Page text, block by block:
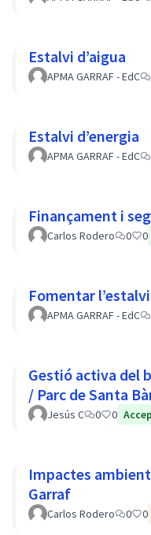
Estalvi d’aigua
APMA GARRAF - EdC
Estalvi d’energia
APMA GARRAF - EdC
Finançament i
Carlos Rodero 0 0
Fomentar
APMA GARRAF - EdC
Gestió activa del
/ Parc de Santa
Jesús C 0 0
Impactes
Garraf
Carlos Rodero 0 0